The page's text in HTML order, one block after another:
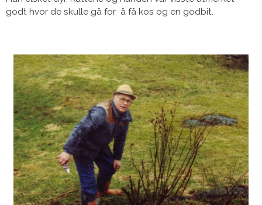
godt hvor de skulle gå for å få kos og en godbit.